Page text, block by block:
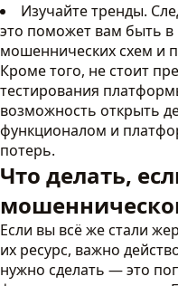
Изучайте тренды.
это поможет вам быть в
мошеннических схем и
Кроме того, не стоит
тестирования
возможность открыть
функционалом и
потерь.
Что делать,
Если вы всё же стали
их ресурс, важно
нужно сделать — это